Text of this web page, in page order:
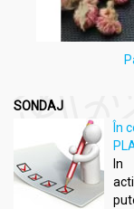
SONDAJ
În
In